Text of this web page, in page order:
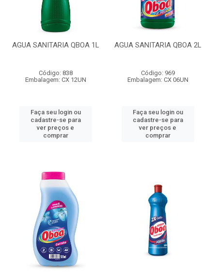
AGUA SANITARIA QBOA 1L
Código: 838
Embalagem: CX 12UN
Faça seu login ou
cadastre-se para
ver preços e
comprar
AGUA SANITARIA QBOA 2L
Código: 969
Embalagem: CX 06UN
Faça seu login ou
cadastre-se para
ver preços e
comprar